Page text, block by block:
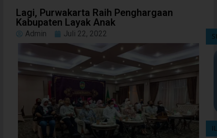
Lagi, Purwakarta Raih Penghargaan
Kabupaten Layak Anak
Admin Juli 22, 2022